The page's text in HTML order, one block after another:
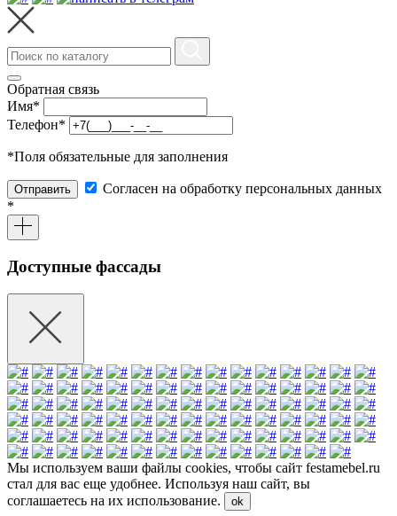
Обратная связь
Имя*
Телефон*
*Поля обязательные для заполнения
Отправить
Согласен на обработку персональных данных
*
Доступные фассады
Мы используем ваши файлы cookies, чтобы сайт festamebel.ru
стал для вас еще удобнее. Используя наш сайт, вы
соглашаетесь на их использование.